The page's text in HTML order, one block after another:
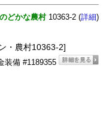
どかな農村10363-2 (詳細)
・農村10363-2]
装備 #1189355